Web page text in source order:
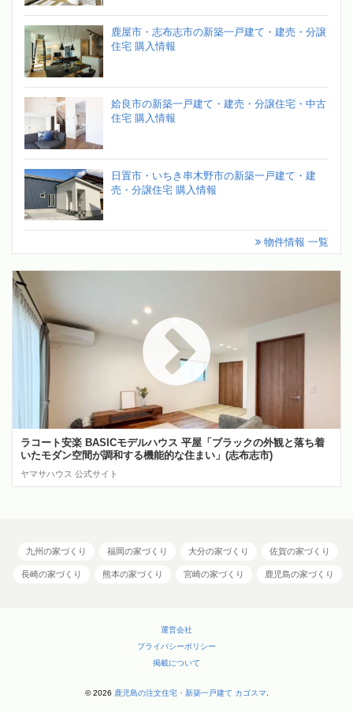
鹿屋市・志布志市の新築一戸建て・建売・分譲
住宅 購入情報
姶良市の新築一戸建て・建売・分譲住宅・中古
住宅 購入情報
日置市・いちき串木野市の新築一戸建て・建
売・分譲住宅 購入情報
物件情報 一覧
ラコート安楽 BASICモデルハウス 平屋「ブラックの外観と落ち着
いたモダン空間が調和する機能的な住まい」(志布志市)
ヤマサハウス 公式サイト
九州の家づくり 福岡の家づくり 大分の家づくり 佐賀の家づくり
長崎の家づくり 熊本の家づくり 宮崎の家づくり 鹿児島の家づくり
運営会社
プライバシーポリシー
掲載について
© 2026 鹿児島の注文住宅・新築一戸建て カゴスマ.